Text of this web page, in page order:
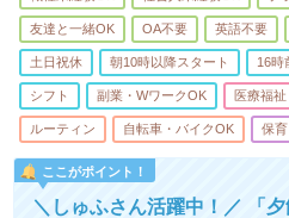
友達と一緒OK OA不要 英語不要
土日祝休 朝10時以降スタート 16時
シフト 副業・WワークOK 医療福祉
ルーティン 自転車・バイクOK 保育
ここがポイント！
＼しゅふさん活躍中！／ 「